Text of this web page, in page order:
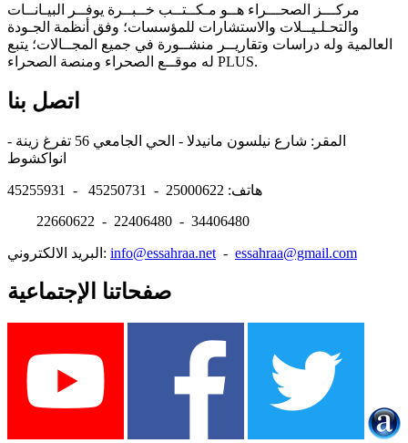
مركـــز الصحـــراء هــو مـكــتــب خــبــرة يوفــر البيـانــات
والتحـلـيــلات والاستشارات للمؤسسات؛ وفق أنظمة الجـودة
العالمية وله دراسات وتقاريــر منشــورة في جميع المجــالات؛ يتبع
له موقــع الصحراء ومنصة الصحراء PLUS.
اتصل بنا
المقر: شارع نيلسون مانيدلا - الحي الجامعي 56 تفرغ زينة -
هاتف: 25000622 - 45250731 - 45255931
22660622 - 22406480 - 34406480
البريد الالكتروني: info@essahraa.net - essahraa@gmail.com
صفحاتنا الإجتماعية